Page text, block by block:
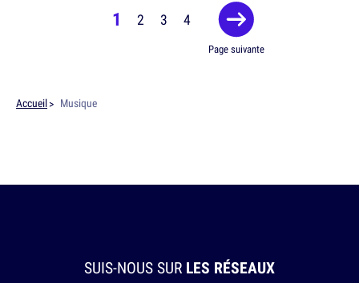
1 2 3 4
Page suivante
Accueil Musique
SUIS-NOUS SUR LES RÉSEAUX